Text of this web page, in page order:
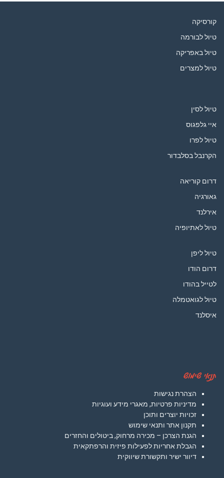
קורסיקה
טיול לבורמה
טיול באפריקה
טיול למצרים
טיול לסין
איי גלפגוס
טיול לפרו
הקרנבל בסלבדור
דרום קוריאה
גאורגיה
אירלנד
טיול לאתיופיה
טיול ליפן
דרום הודו
לטייל בהודו
טיול לגואטמלה
איסלנד
תנאי שימוש
הצהרת נגישות
מדיניות פרטיות, מאגרי מידע ועוגיות
זכויות יוצרים ותוכן
תקנון אתר ותנאי שימוש
הגנת הצרכן – מכירה מרחוק, ביטולים והחזרים
הגבלת אחריות לפעילות פיזית והרפתקאית
דיוור ישיר ותקשורת שיווקית